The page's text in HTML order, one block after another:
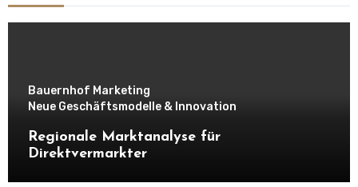
Bauernhof Marketing
Neue Geschäftsmodelle & Innovation
Regionale Marktanalyse für
Direktvermarkter